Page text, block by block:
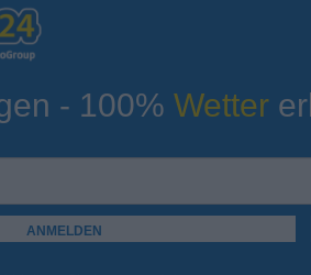
Temperatur- 100% Wetter